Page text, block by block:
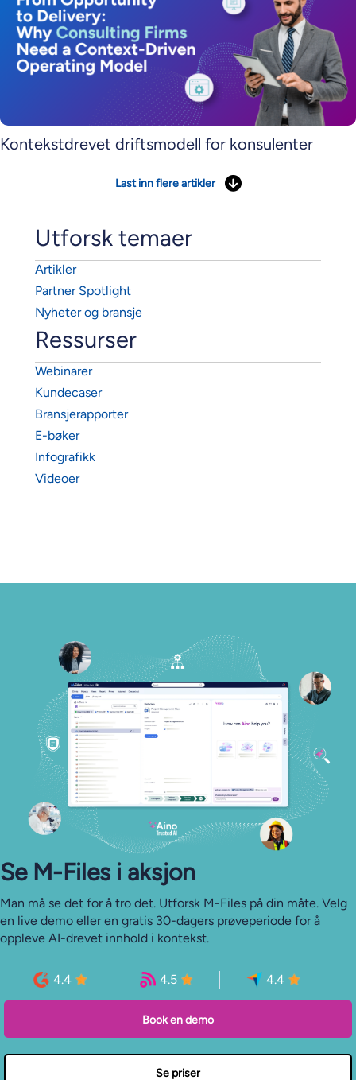
Kontekstdrevet driftsmodell for konsulenter
Last inn flere artikler
Utforsk temaer
Artikler
Partner Spotlight
Nyheter og bransje
Ressurser
Webinarer
Kundecaser
Bransjerapporter
E-bøker
Infografikk
Videoer
Se M-⁠Files i aksjon
Man må se det for å tro det. Utforsk M-Files på din måte. Velg
en live demo eller en gratis 30-dagers prøveperiode for å
oppleve AI-drevet innhold i kontekst.
4.4 4.5 4.4
Book en demo
Se priser